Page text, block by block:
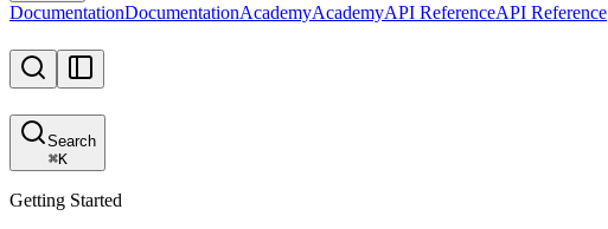
DocumentationDocumentationAcademyAcademyAPI ReferenceAPI Reference
Search
⌘K
Getting Started